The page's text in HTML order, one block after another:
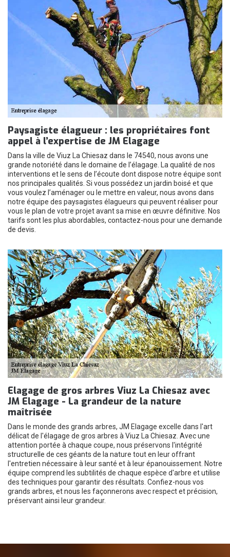
Paysagiste élagueur : les propriétaires font
appel à l’expertise de JM Elagage
Dans la ville de Viuz La Chiesaz dans le 74540, nous avons une
grande notoriété dans le domaine de l’élagage. La qualité de nos
interventions et le sens de l’écoute dont dispose notre équipe sont
nos principales qualités. Si vous possédez un jardin boisé et que
vous voulez l’aménager ou le mettre en valeur, nous avons dans
notre équipe des paysagistes élagueurs qui peuvent réaliser pour
vous le plan de votre projet avant sa mise en œuvre définitive. Nos
tarifs sont les plus abordables, contactez-nous pour une demande
de devis.
Elagage de gros arbres Viuz La Chiesaz avec
JM Elagage - La grandeur de la nature
maîtrisée
Dans le monde des grands arbres, JM Elagage excelle dans l'art
délicat de l'élagage de gros arbres à Viuz La Chiesaz. Avec une
attention portée à chaque coupe, nous préservons l'intégrité
structurelle de ces géants de la nature tout en leur offrant
l'entretien nécessaire à leur santé et à leur épanouissement. Notre
équipe comprend les subtilités de chaque espèce d'arbre et utilise
des techniques pour garantir des résultats. Confiez-nous vos
grands arbres, et nous les façonnerons avec respect et précision,
préservant ainsi leur grandeur.